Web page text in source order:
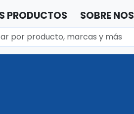
PRODUCTOS SOBRE